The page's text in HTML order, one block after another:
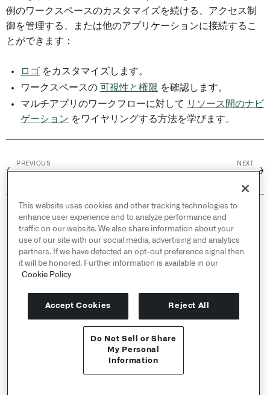
Send feedback
例のワークスペースのカスタマイズを続ける、アクセス制
御を管理する、または他のアプリケーションに接続するこ
とができます：
ロゴ をカスタマイズします。
ワークスペースの 可視性と権限 を確認します。
マルチアプリのワークフローに対して リソース間のナビ
ゲーション をワイヤリングする方法を学びます。
←
PREVIOUS NEXT
→
© 2026 Palantir Technologies Inc. All rights
reserved.
Cookies Statement ↗
Privacy Statement ↗
Terms of Use ↗
Do Not Sell or Share My Personal Information
This website uses cookies and other tracking technologies to
enhance user experience and to analyze performance and
traffic on our website. We also share information about your
use of our site with our social media, advertising and analytics
partners. If we have detected an opt-out preference signal then
it will be honored. Further information is available in our
Cookie Policy
Accept Cookies Reject All
Do Not Sell or Share
My Personal
Information